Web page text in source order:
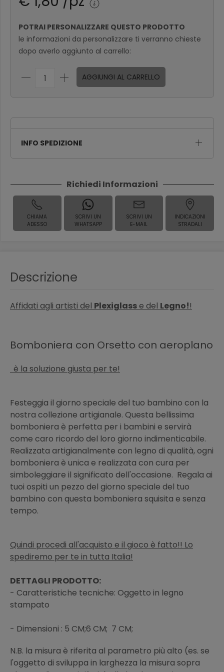
POTRAI PERSONALIZZARE QUESTO PRODOTTO
le informazioni da personalizzare ti verranno chieste
dopo averlo aggiunto al carrello:
AGGIUNGI AL CARRELLO
INFO SPEDIZIONE
Richiedi Informazioni
CHIAMA
ADESSO
SCRIVI UN
WHATSAPP
SCRIVI UN
E-MAIL
INDICAZIONI
STRADALI
Descrizione
Affidati agli artisti del Plexiglasse del Legno!!
Bomboniera con Orsetto con aeroplano
è la soluzione giusta per te!
Festeggia il giorno speciale del tuo bambino con la
nostra collezione artigianale. Questa bellissima
bomboniera è perfetta per i bambini e servirà
come caro ricordo del loro giorno indimenticabile.
Realizzata artigianalmente con legno di qualità, ogni
bomboniera è unica e realizzata con cura per
simboleggiare il significato dell'occasione. Regala ai
tuoi ospiti un pezzo del giorno speciale del tuo
bambino con questa bomboniera squisita e senza
tempo.
Quindi procedi all'acquisto e il gioco è fatto!! Lo
spediremo per te in tutta Italia!
DETTAGLI PRODOTTO:
- Caratteristiche tecniche: Oggetto in legno
stampato
- Dimensioni : 5 CM;6 CM; 7 CM;
N.B. la misura è riferita al parametro più alto (es. se
l'oggetto di sviluppa in larghezza la misura sopra